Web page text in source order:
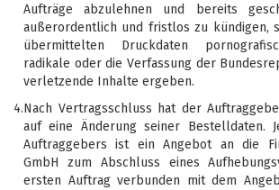
Aufträge abzulehnen und bereits
außerordentlich und fristlos zu kündigen,
übermittelten Druckdaten
radikale oder die Verfassung der
verletzende Inhalte ergeben.
4.Nach Vertragsschluss hat der
auf eine Änderung seiner Bestelldaten.
Auftraggebers ist ein Angebot an die
GmbH zum Abschluss eines
ersten Auftrag verbunden mit dem